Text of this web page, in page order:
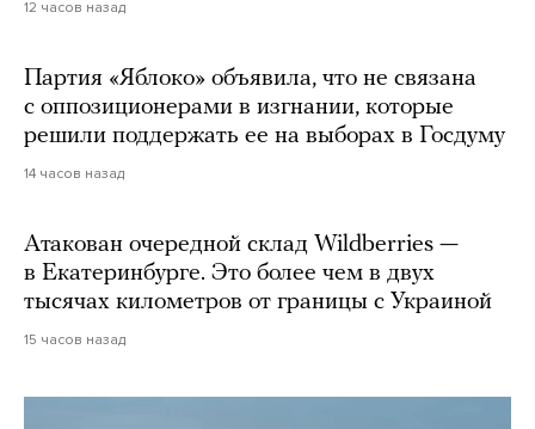
12 часов назад
Партия «Яблоко» объявила, что не связана
с оппозиционерами в изгнании, которые
решили поддержать ее на выборах в Госдуму
14 часов назад
Атакован очередной склад Wildberries —
в Екатеринбурге. Это более чем в двух
тысячах километров от границы с Украиной
15 часов назад